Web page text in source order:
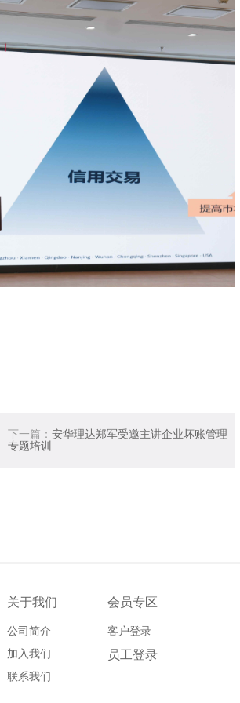
下一篇： 安华理达郑军受邀主讲企业坏账管理
专题培训
关于我们
公司简介
加入我们
联系我们
会员专区
客户登录
员工登录